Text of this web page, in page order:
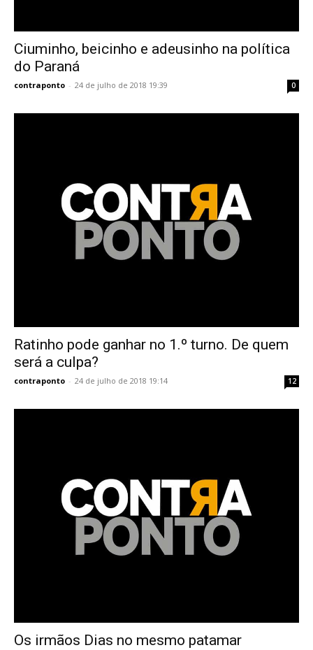
Ciuminho, beicinho e adeusinho na política
do Paraná
contraponto - 24 de julho de 2018 19:39 0
Ratinho pode ganhar no 1.º turno. De quem
será a culpa?
contraponto - 24 de julho de 2018 19:14 12
Os irmãos Dias no mesmo patamar